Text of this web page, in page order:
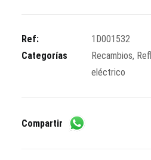
Ref:
1D001532
Categorías
Recambios,
eléctrico
Compartir